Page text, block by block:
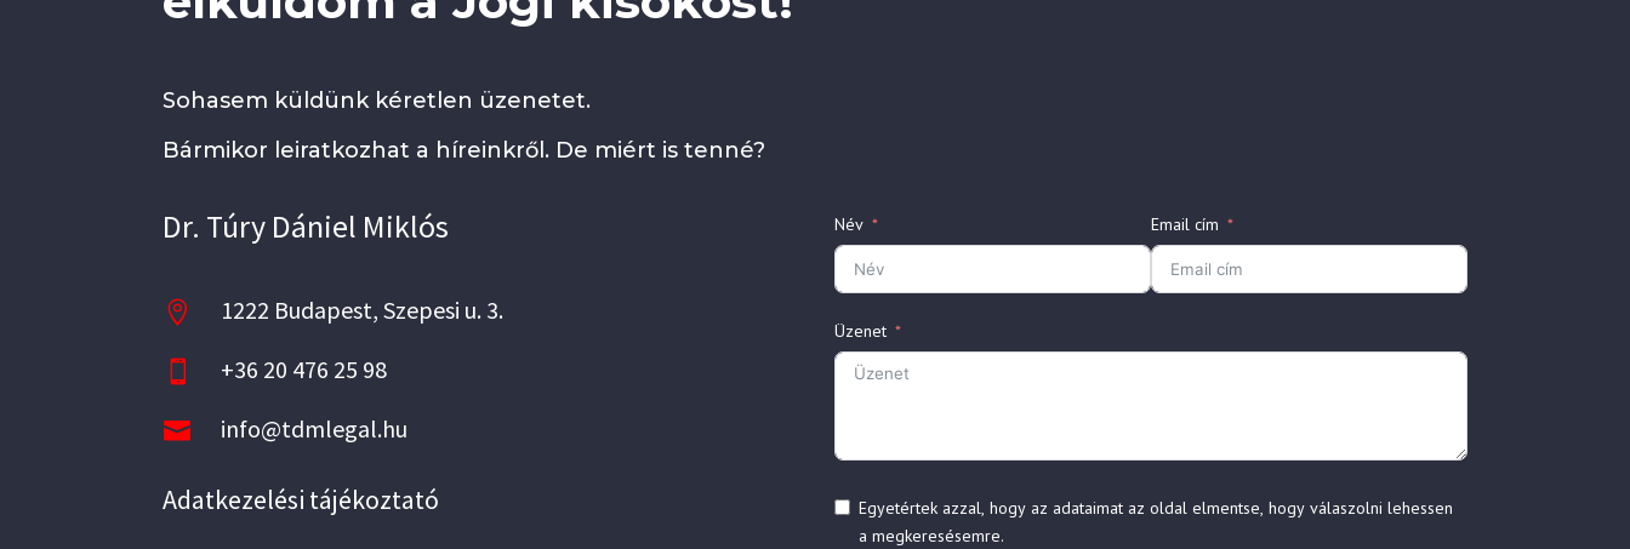
Sohasem küldünk kéretlen üzenetet.
Bármikor leiratkozhat a híreinkről. De miért is tenné?
Dr. Túry Dániel Miklós
 1222 Budapest, Szepesi u. 3.
 +36 20 476 25 98
 info@tdmlegal.hu
Adatkezelési tájékoztató
Név Email cím
Üzenet
Egyetértek azzal, hogy az adataimat az oldal elmentse, hogy válaszolni lehessen
a megkeresésemre.